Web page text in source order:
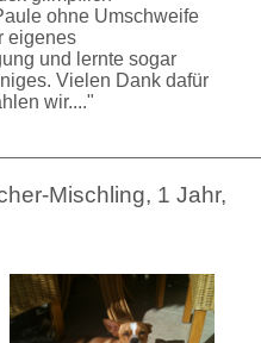
ohne Umschweife
eigenes
und lernte sogar
Vielen Dank dafür
wir...."
Mischling, 1 Jahr,